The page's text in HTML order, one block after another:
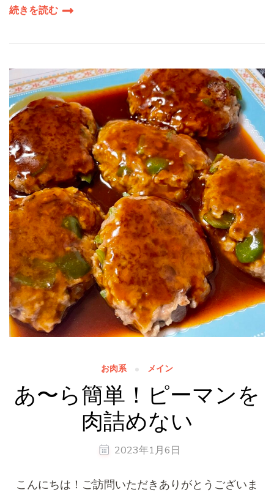
続きを読む
お肉系 メイン
あ〜ら簡単！ピーマンを
肉詰めない
2023年1月6日
こんにちは！ご訪問いただきありがとうございま